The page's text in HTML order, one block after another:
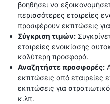
βοηθήσει να
περισσότερες εταιρείες
προσφέρουν εκπτώσεις
Σύγκριση τιμών:
εταιρείες ενοικίασης
καλύτερη προσφορά.
Αναζητήστε προσφορές:
εκπτώσεις από εταιρείες
εκπτώσεις για
κ.λπ.